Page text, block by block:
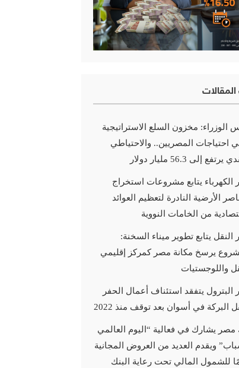
الوزراء: مخزون السلع الاستراتيجية
احتياجات المصريين.. والاحتياطي
يرتفع إلى 56.3 مليار دولار
الكهرباء يتابع مشروعات استخراج
الأرضية النادرة لتعظيم العوائد
من الخامات النووية
النقل يتابع تطوير ميناء السخنة:
يرسخ مكانة مصر كمركز إقليمي
واللوجستيات
البترول يتفقد استئناف أعمال الحفر
البركة في أسوان بعد توقف منذ 2022
مصر يشارك في فعالية “اليوم العالمي
ويقدم العديد من العروض المجانية
للشمول المالي تحت رعاية البنك